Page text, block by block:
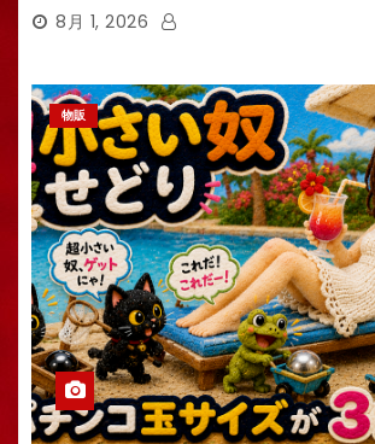
8月 1, 2026
物販